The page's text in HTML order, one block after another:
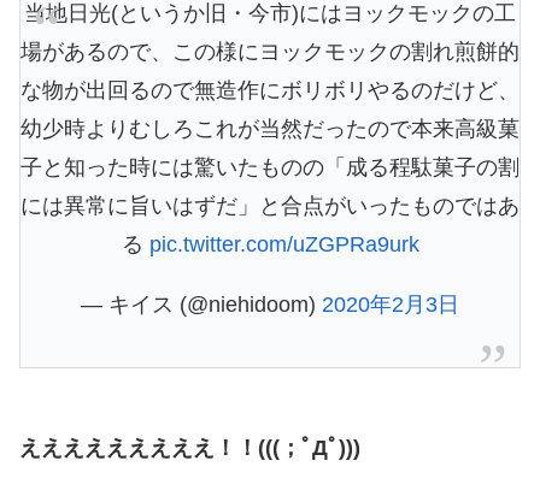
当地日光(というか旧・今市)にはヨックモックの工
場があるので、この様にヨックモックの割れ煎餅的
な物が出回るので無造作にボリボリやるのだけど、
幼少時よりむしろこれが当然だったので本来高級菓
子と知った時には驚いたものの「成る程駄菓子の割
には異常に旨いはずだ」と合点がいったものではあ
る pic.twitter.com/uZGPRa9urk
— キイス (@niehidoom) 2020年2月3日
えええええええええ！！(((；ﾟДﾟ)))